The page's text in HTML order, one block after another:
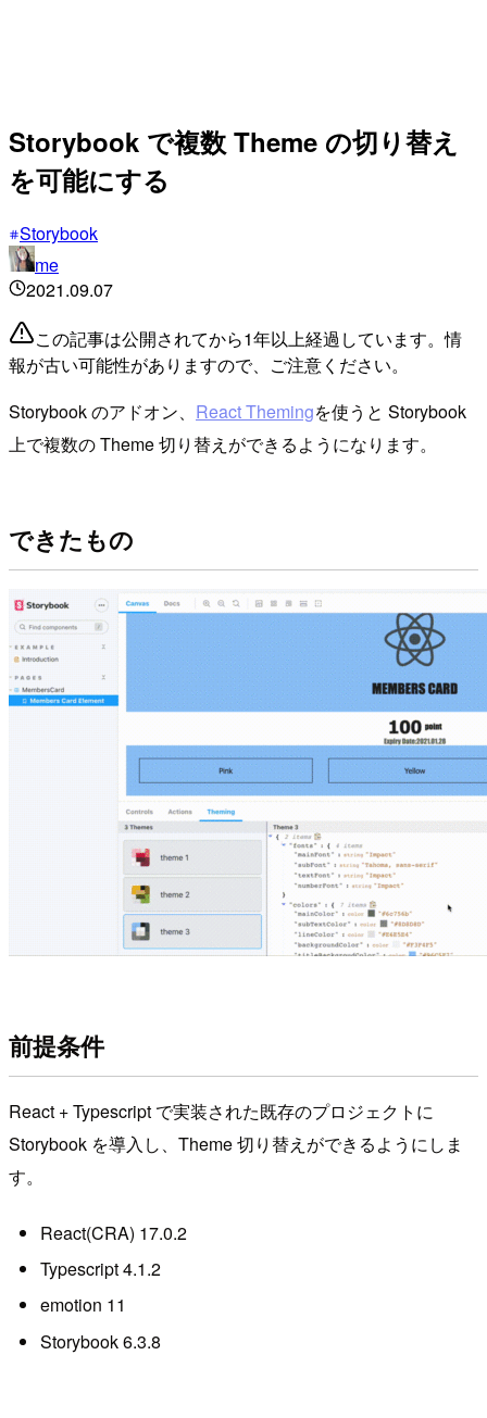
Storybook で複数 Theme の切り替え
を可能にする
Storybook
me
2021.09.07
この記事は公開されてから1年以上経過しています。情
報が古い可能性がありますので、ご注意ください。
Storybook のアドオン、 React Themingを使うと Storybook
上で複数の Theme 切り替えができるようになります。
できたもの
前提条件
React + Typescript で実装された既存のプロジェクトに
Storybook を導入し、Theme 切り替えができるようにしま
す。
React(CRA) 17.0.2
Typescript 4.1.2
emotion 11
Storybook 6.3.8